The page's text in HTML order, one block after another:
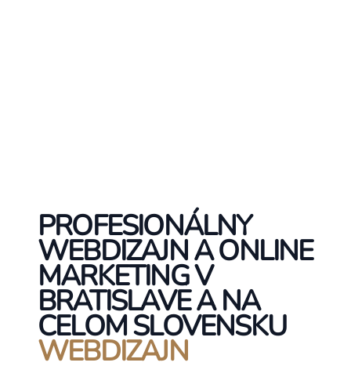
PROFESIONÁLNY
WEBDIZAJN A ONLINE
MARKETING V
BRATISLAVE A NA
CELOM SLOVENSKU
WEBDIZAJN